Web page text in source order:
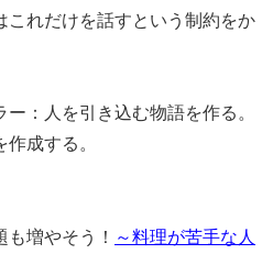
これだけを話すという制約をか
ー：人を引き込む物語を作る。
成する。
増やそう！ ～料理が苦手な人